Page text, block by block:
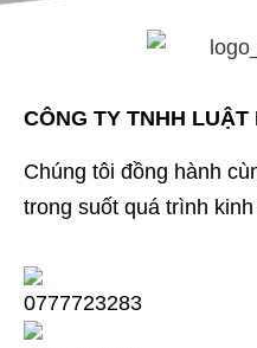
CÔNG TY TNHH LUẬT
Chúng tôi đồng hành
trong suốt quá trình